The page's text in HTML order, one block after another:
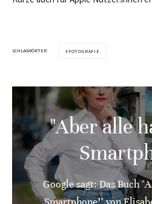
SCHLAGWÖRTER FOTOGRAFIE
"Aber alle
Google sagt: Das Buch